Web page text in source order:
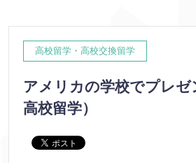
高校留学・高校交換留学
アメリカの学校でプレゼ
高校留学）